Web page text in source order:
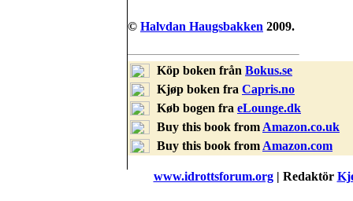
© Halvdan Haugsbakken 2009.
Köp boken från Bokus.se
Kjøp boken fra Capris.no
Køb bogen fra eLounge.dk
Buy this book from Amazon.co.uk
Buy this book from Amazon.com
www.idrottsforum.org| Redaktör